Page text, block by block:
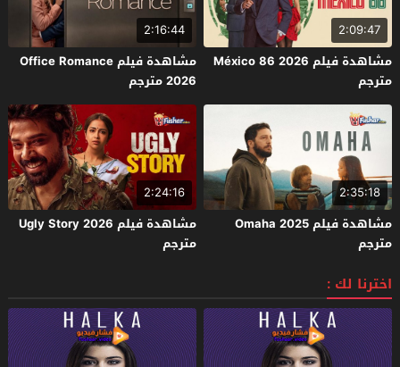
2:09:47
مشاهدة فيلم México 86 2026
مترجم
2:16:44
مشاهدة فيلم Office Romance
2026 مترجم
2:35:18
مشاهدة فيلم Omaha 2025
مترجم
2:24:16
مشاهدة فيلم Ugly Story 2026
مترجم
اخترنا لك :